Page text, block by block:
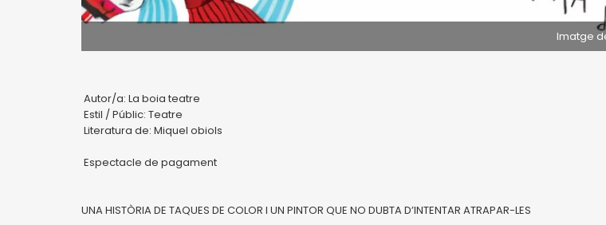
Imatge
Autor/a: La boia teatre
Estil / Públic: Teatre
Literatura de: Miquel obiols
Espectacle de pagament
UNA HISTÒRIA DE TAQUES DE COLOR I UN PINTOR QUE NO DUBTA D’INTENTAR ATRAPAR-LES